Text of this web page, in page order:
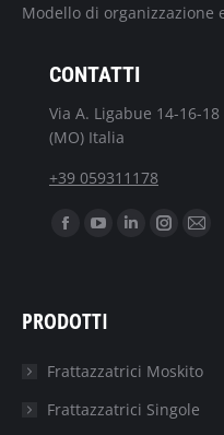
Modello di organizzazione
CONTATTI
Via A. Ligabue 14-16-
(MO) Italia
+39 059311178
Ci puoi trovare su:
Facebook
in
window
YouTube
in
window
Linkedin
windowwindow
Mail
PRODOTTI
Frattazzatrici Moskito
Frattazzatrici Singole